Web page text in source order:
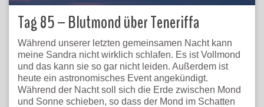
Tag 85 – Blutmond über Teneriffa
Während unserer letzten gemeinsamen Nacht kann
meine Sandra nicht wirklich schlafen. Es ist Vollmond
und das kann sie so gar nicht leiden. Außerdem ist
heute ein astronomisches Event angekündigt.
Während der Nacht soll sich die Erde zwischen Mond
und Sonne schieben, so dass der Mond im Schatten